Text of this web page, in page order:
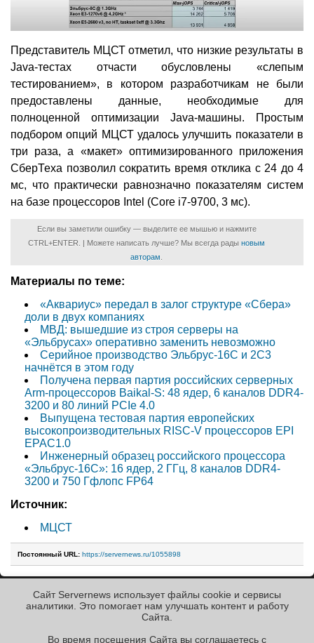
Представитель МЦСТ отметил, что низкие результаты в
Java-тестах отчасти обусловлены «слепым
тестированием», в котором разработчикам не были
предоставлены данные, необходимые для
полноценной оптимизации Java-машины. Простым
подбором опций МЦСТ удалось улучшить показатели в
три раза, а «макет» оптимизированного приложения
СберТеха позволил сократить время отклика с 24 до 4
мс, что практически равнозначно показателям систем
на базе процессоров Intel (Core i7-9700, 3 мс).
Если вы заметили ошибку — выделите ее мышью и нажмите
CTRL+ENTER. | Можете написать лучше? Мы всегда рады новым
авторам
Материалы по теме:
«Аквариус» передал в залог структуре «Сбера»
доли в двух компаниях
МВД: вышедшие из строя серверы на
«Эльбрусах» оперативно заменить невозможно
Серийное производство Эльбрус-16С и 2С3
начнётся в этом году
Получена первая партия российских серверных
Arm-процессоров Baikal-S: 48 ядер, 6 каналов DDR4-
3200 и 80 линий PCIe 4.0
Выпущена тестовая партия европейских
высокопроизводительных RISC-V процессоров EPI
EPAC1.0
Инженерный образец российского процессора
«Эльбрус-16С»: 16 ядер, 2 ГГц, 8 каналов DDR4-
3200 и 750 Гфлопс FP64
Источник:
МЦСТ
Постоянный URL: https://servernews.ru/1055898
« Назад к ленте
Сайт Servernews использует файлы cookie и сервисы
аналитики. Это помогает нам улучшать контент и работу
Cайта.
Во время посещения Cайта вы соглашаетесь с